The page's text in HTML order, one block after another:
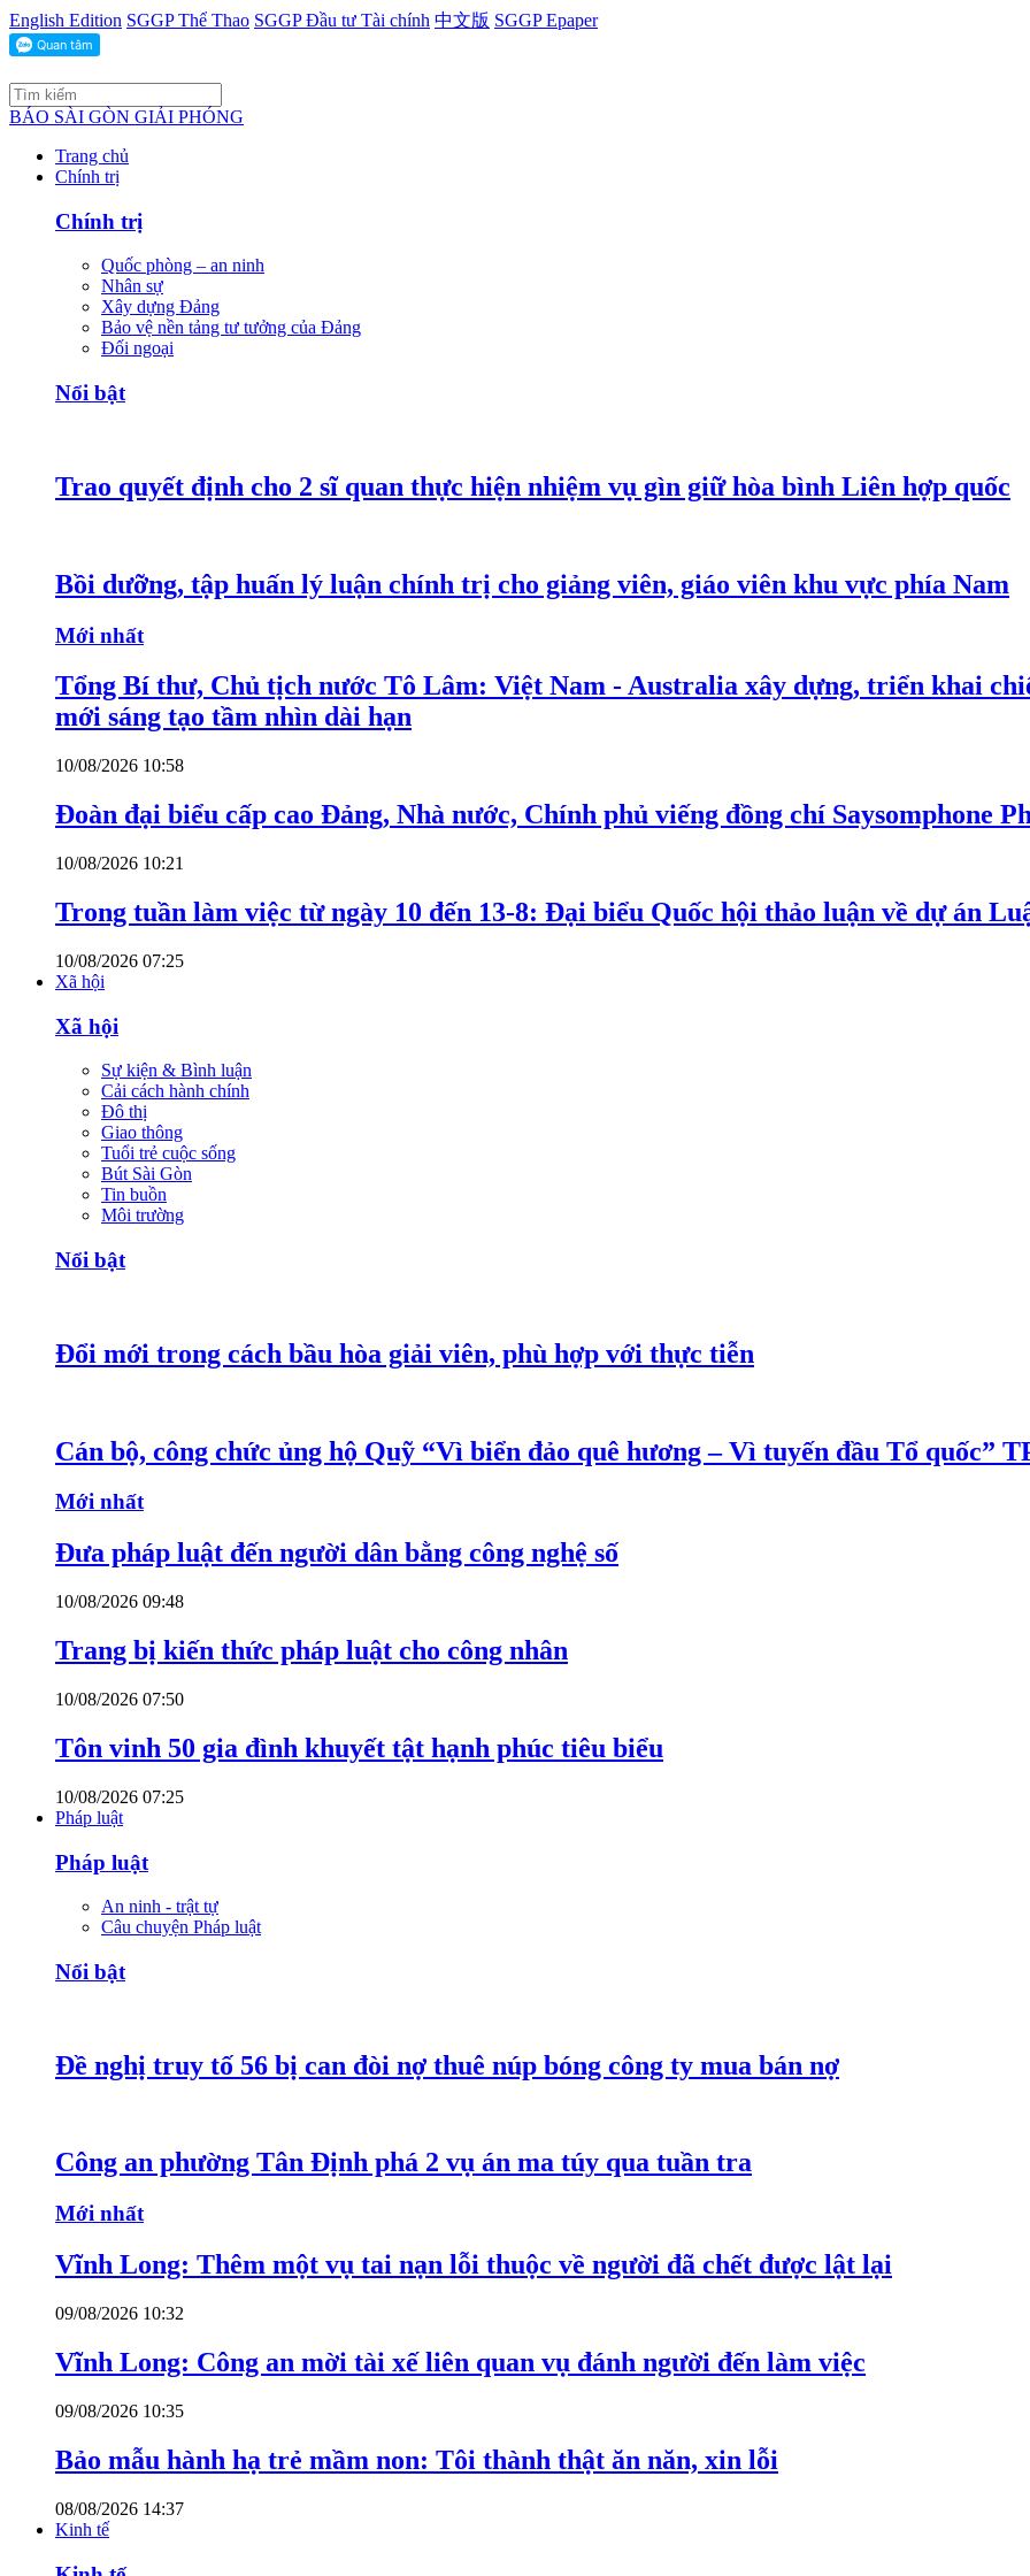
English Edition SGGP Thể Thao SGGP Đầu tư Tài chính 中文版 SGGP Epaper
BÁO SÀI GÒN GIẢI PHÓNG
Trang chủ
Chính trị
Chính trị
Quốc phòng – an ninh
Nhân sự
Xây dựng Đảng
Bảo vệ nền tảng tư tưởng của Đảng
Đối ngoại
Nổi bật
Trao quyết định cho 2 sĩ quan thực hiện nhiệm vụ gìn giữ hòa bình Liên hợp quốc
Bồi dưỡng, tập huấn lý luận chính trị cho giảng viên, giáo viên khu vực phía Nam
Mới nhất
Tổng Bí thư, Chủ tịch nước Tô Lâm: Việt Nam - Australia xây dựng, triển khai
mới sáng tạo tầm nhìn dài hạn
10/08/2026 10:58
Đoàn đại biểu cấp cao Đảng, Nhà nước, Chính phủ viếng đồng chí Saysomphone
10/08/2026 10:21
Trong tuần làm việc từ ngày 10 đến 13-8: Đại biểu Quốc hội thảo luận về dự án
10/08/2026 07:25
Xã hội
Xã hội
Sự kiện & Bình luận
Cải cách hành chính
Đô thị
Giao thông
Tuổi trẻ cuộc sống
Bút Sài Gòn
Tin buồn
Môi trường
Nổi bật
Đổi mới trong cách bầu hòa giải viên, phù hợp với thực tiễn
Cán bộ, công chức ủng hộ Quỹ “Vì biển đảo quê hương – Vì tuyến đầu Tổ quốc”
Mới nhất
Đưa pháp luật đến người dân bằng công nghệ số
10/08/2026 09:48
Trang bị kiến thức pháp luật cho công nhân
10/08/2026 07:50
Tôn vinh 50 gia đình khuyết tật hạnh phúc tiêu biểu
10/08/2026 07:25
Pháp luật
Pháp luật
An ninh - trật tự
Câu chuyện Pháp luật
Nổi bật
Đề nghị truy tố 56 bị can đòi nợ thuê núp bóng công ty mua bán nợ
Công an phường Tân Định phá 2 vụ án ma túy qua tuần tra
Mới nhất
Vĩnh Long: Thêm một vụ tai nạn lỗi thuộc về người đã chết được lật lại
09/08/2026 10:32
Vĩnh Long: Công an mời tài xế liên quan vụ đánh người đến làm việc
09/08/2026 10:35
Bảo mẫu hành hạ trẻ mầm non: Tôi thành thật ăn năn, xin lỗi
08/08/2026 14:37
Kinh tế